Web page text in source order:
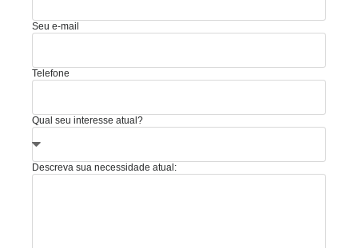
Seu e-mail
Telefone
Qual seu interesse atual?
Descreva sua necessidade atual: